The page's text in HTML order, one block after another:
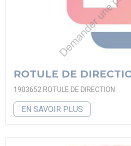
ROTULE DE
1903652 ROTULE DE DIRECTION
EN SAVOIR PLUS